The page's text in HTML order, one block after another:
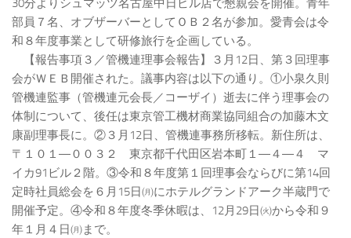
30分よりシュマッツ名古屋中日ビル店で懇親会を開催。青年
部員７名、オブザーバーとしてＯＢ２名が参加。愛青会は令
和８年度事業として研修旅行を企画している。
【報告事項３／管機連理事会報告】３月12日、第３回理事
会がＷＥＢ開催された。議事内容は以下の通り。①小泉久則
管機連監事（管機連元会長／コーザイ）逝去に伴う理事会の
体制について、後任は東京管工機材商業協同組合の加藤木文
康副理事長に。②３月12日、管機連事務所移転。新住所は、
〒１０１―００３２ 東京都千代田区岩本町１―４―４ マ
イカ91ビル２階。③令和８年度第１回理事会ならびに第14回
定時社員総会を６月15日㈪にホテルグランドアーク半蔵門で
開催予定。④令和８年度冬季休暇は、12月29日㈫から令和９
年１月４日㈪まで。